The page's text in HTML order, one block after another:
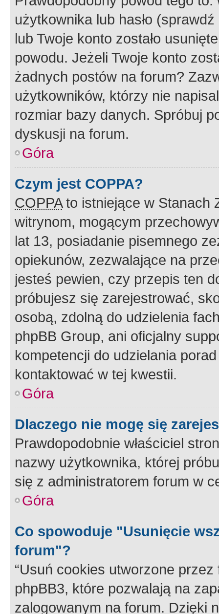
użytkownika lub hasło
lub Twoje konto zostało
powodu. Jeżeli Twoje konto
żadnych postów na forum?
użytkowników, którzy nie
rozmiar bazy danych. Spróbuj
dyskusji na forum.
Góra
Czym jest COPPA?
COPPAto istniejące w Stanach
witrynom, mogącym
lat 13, posiadanie pisemnego
opiekunów, zezwalające na
jesteś pewien, czy przepis ten
próbujesz się zarejestrować,
osobą, zdolną do udzielenia
phpBB Group, ani oficjalny
kompetencji do udzielania
kontaktować w tej kwestii.
Góra
Dlaczego nie mogę się
Prawdopodobnie właściciel
nazwy użytkownika, której
się z administratorem forum w
Góra
Co spowoduje "Usunięcie
forum"?
“Usuń cookies utworzone
phpBB3, które pozwalają na
zalogowanym na forum. Dzięki